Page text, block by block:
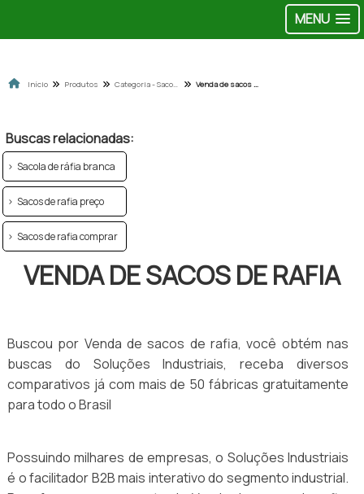
MENU
Início Produtos Categoria - Sacolas de ráfia Venda de sacos de rafia
Buscas relacionadas:
Sacola de ráfia branca
Sacos de rafia preço
Sacos de rafia comprar
VENDA DE SACOS DE RAFIA
Buscou por Venda de sacos de rafia, você obtém nas
buscas do Soluções Industriais, receba diversos
comparativos já com mais de 50 fábricas gratuitamente
para todo o Brasil
Possuindo milhares de empresas, o Soluções Industriais
é o facilitador B2B mais interativo do segmento industrial.